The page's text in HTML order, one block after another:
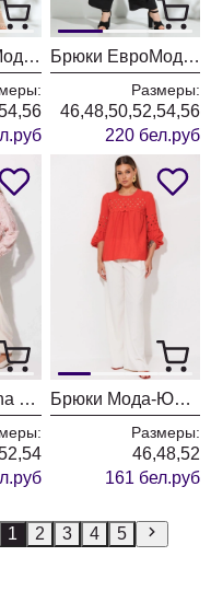
Брюки ЕвроМода 731 хаки Брюки ЕвроМода 731 черный
Размеры:
46,48,50,52,54,56
220 бел.руб
Брюки MisLana 1311бр молочный Брюки Мода-Юрс 2908BR молочный
Размеры:
46,48,52
161 бел.руб
1 2 3 4 5